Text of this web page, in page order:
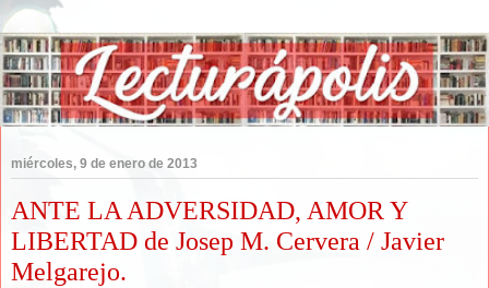
miércoles, 9 de enero de 2013
ANTE LA ADVERSIDAD, AMOR Y
LIBERTAD de Josep M. Cervera / Javier
Melgarejo.